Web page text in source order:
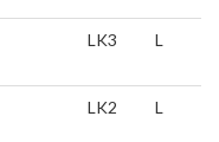
LK3 L
LK2 L